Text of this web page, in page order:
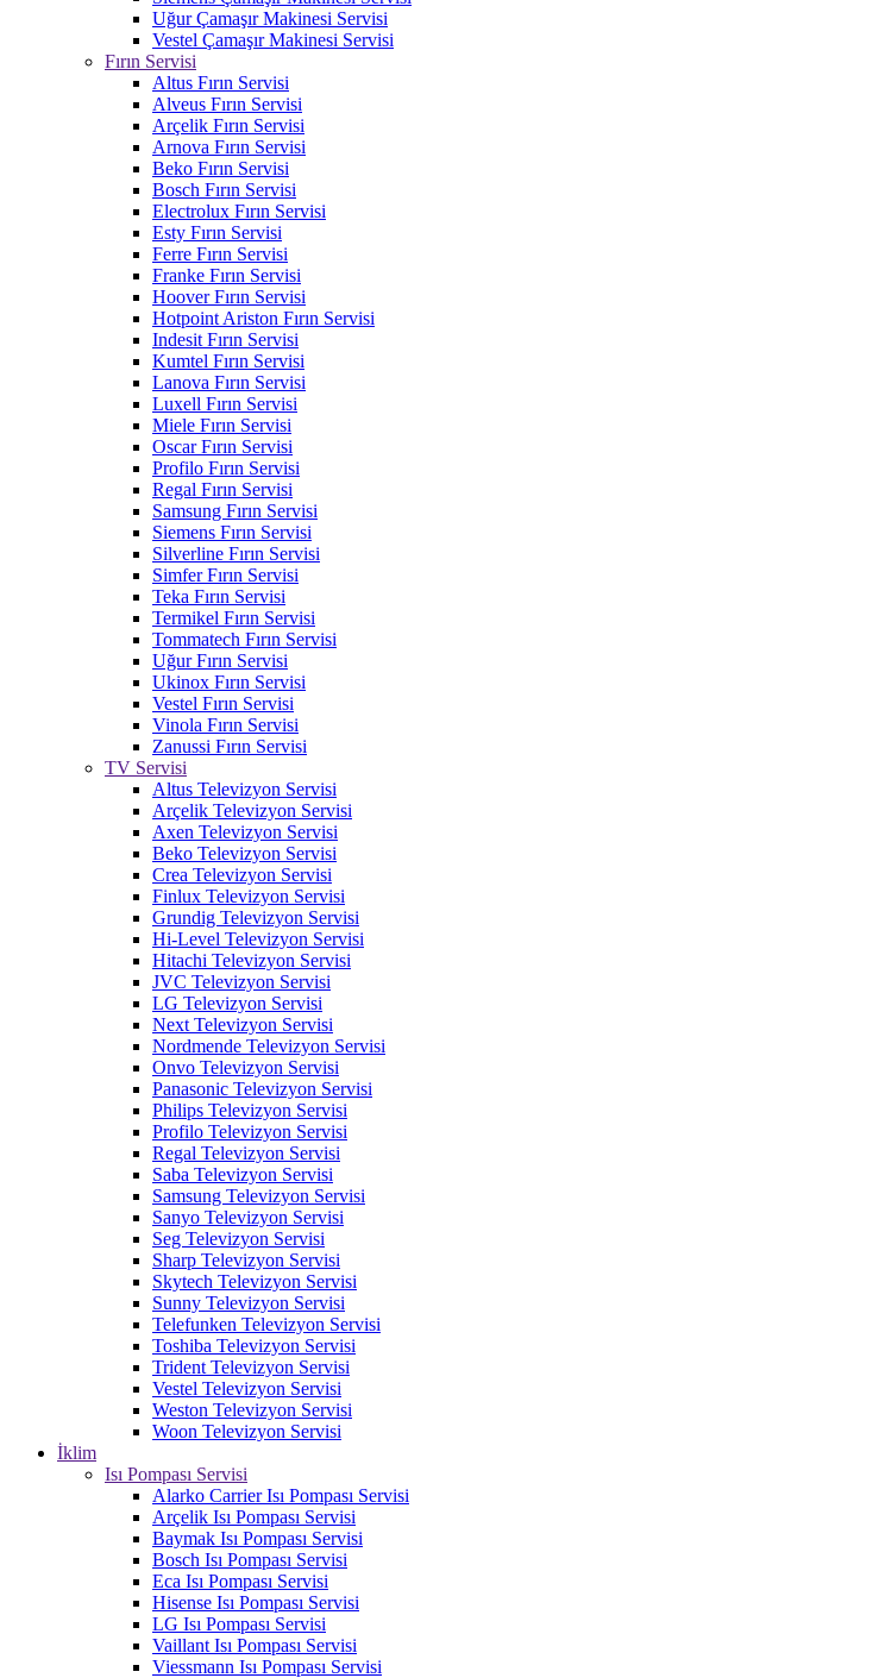
Uğur Çamaşır Makinesi Servisi
Vestel Çamaşır Makinesi Servisi
Fırın Servisi
Altus Fırın Servisi
Alveus Fırın Servisi
Arçelik Fırın Servisi
Arnova Fırın Servisi
Beko Fırın Servisi
Bosch Fırın Servisi
Electrolux Fırın Servisi
Esty Fırın Servisi
Ferre Fırın Servisi
Franke Fırın Servisi
Hoover Fırın Servisi
Hotpoint Ariston Fırın Servisi
Indesit Fırın Servisi
Kumtel Fırın Servisi
Lanova Fırın Servisi
Luxell Fırın Servisi
Miele Fırın Servisi
Oscar Fırın Servisi
Profilo Fırın Servisi
Regal Fırın Servisi
Samsung Fırın Servisi
Siemens Fırın Servisi
Silverline Fırın Servisi
Simfer Fırın Servisi
Teka Fırın Servisi
Termikel Fırın Servisi
Tommatech Fırın Servisi
Uğur Fırın Servisi
Ukinox Fırın Servisi
Vestel Fırın Servisi
Vinola Fırın Servisi
Zanussi Fırın Servisi
TV Servisi
Altus Televizyon Servisi
Arçelik Televizyon Servisi
Axen Televizyon Servisi
Beko Televizyon Servisi
Crea Televizyon Servisi
Finlux Televizyon Servisi
Grundig Televizyon Servisi
Hi-Level Televizyon Servisi
Hitachi Televizyon Servisi
JVC Televizyon Servisi
LG Televizyon Servisi
Next Televizyon Servisi
Nordmende Televizyon Servisi
Onvo Televizyon Servisi
Panasonic Televizyon Servisi
Philips Televizyon Servisi
Profilo Televizyon Servisi
Regal Televizyon Servisi
Saba Televizyon Servisi
Samsung Televizyon Servisi
Sanyo Televizyon Servisi
Seg Televizyon Servisi
Sharp Televizyon Servisi
Skytech Televizyon Servisi
Sunny Televizyon Servisi
Telefunken Televizyon Servisi
Toshiba Televizyon Servisi
Trident Televizyon Servisi
Vestel Televizyon Servisi
Weston Televizyon Servisi
Woon Televizyon Servisi
İklim
Isı Pompası Servisi
Alarko Carrier Isı Pompası Servisi
Arçelik Isı Pompası Servisi
Baymak Isı Pompası Servisi
Bosch Isı Pompası Servisi
Eca Isı Pompası Servisi
Hisense Isı Pompası Servisi
LG Isı Pompası Servisi
Vaillant Isı Pompası Servisi
Viessmann Isı Pompası Servisi